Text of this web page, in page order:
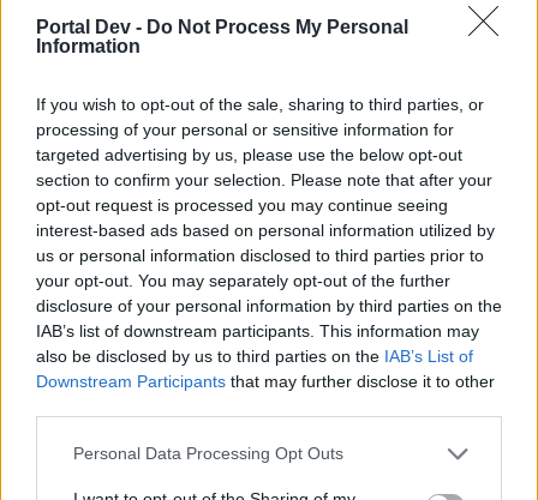
Portal Dev - Do Not Process My Personal
Information
If you wish to opt-out of the sale, sharing to third parties, or
processing of your personal or sensitive information for
targeted advertising by us, please use the below opt-out
section to confirm your selection. Please note that after your
opt-out request is processed you may continue seeing
interest-based ads based on personal information utilized by
us or personal information disclosed to third parties prior to
your opt-out. You may separately opt-out of the further
disclosure of your personal information by third parties on the
IAB’s list of downstream participants. This information may
also be disclosed by us to third parties on the IAB’s List of
Downstream Participants that may further disclose it to other
Personal Data Processing Opt Outs
Klaartjuh ... 2
Reacties: 21 31 Juli 2024
enk52
Reacties:
0 31 Juli 2024
Mini Event
Vallei Edelweiss - Sync-een-gewas-
sale
Klaartjuh
Reacties:
12 29 Juli 2024
Mini Event Volle Maan Event
RonSchoof
Reacties:
10 29 Juli 2024
Mini Event
Retro Huisdieren verkoop 29 juli - 1
augustus
enk52
Reacties:
0 26 Juli 2024
Klaartjuh